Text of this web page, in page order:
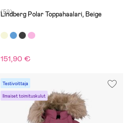
(59)
Lindberg Polar Toppahaalari, Beige
151,90 €
Testivoittaja
Ilmaiset toimituskulut